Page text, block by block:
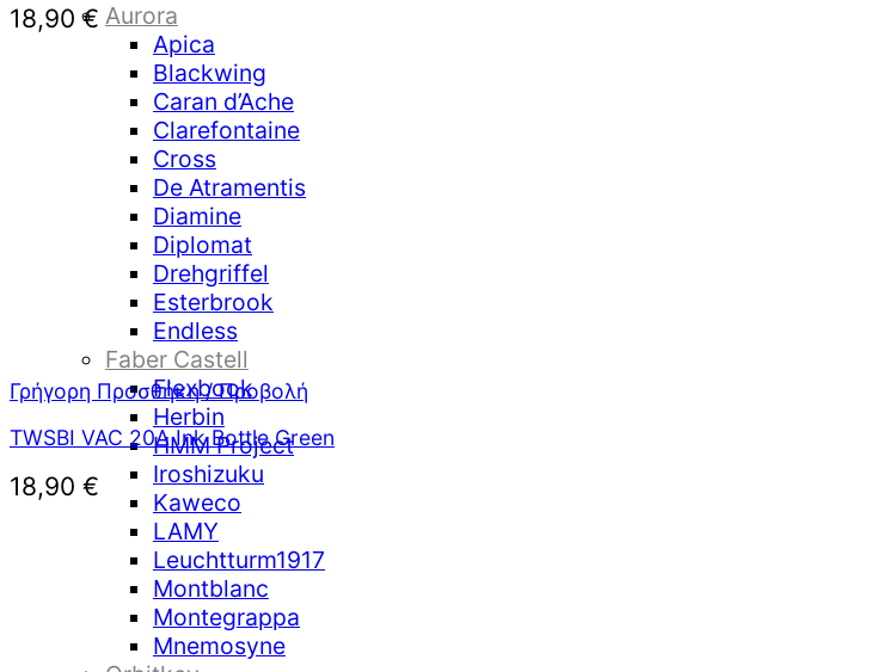
Aurora
Apica
Blackwing
Caran d’Ache
Clarefontaine
Cross
De Atramentis
Diamine
Diplomat
Drehgriffel
Esterbrook
Endless
Faber Castell
Flexbook
Herbin
HMM Project
Iroshizuku
Kaweco
LAMY
Leuchtturm1917
Montblanc
Montegrappa
Mnemosyne
18,90€
Γρήγορη Προσθήκη / Προβολή
TWSBI VAC 20A Ink Bottle Green
18,90 €